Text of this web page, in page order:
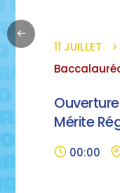
11 JUILLET
Mérite
00:00